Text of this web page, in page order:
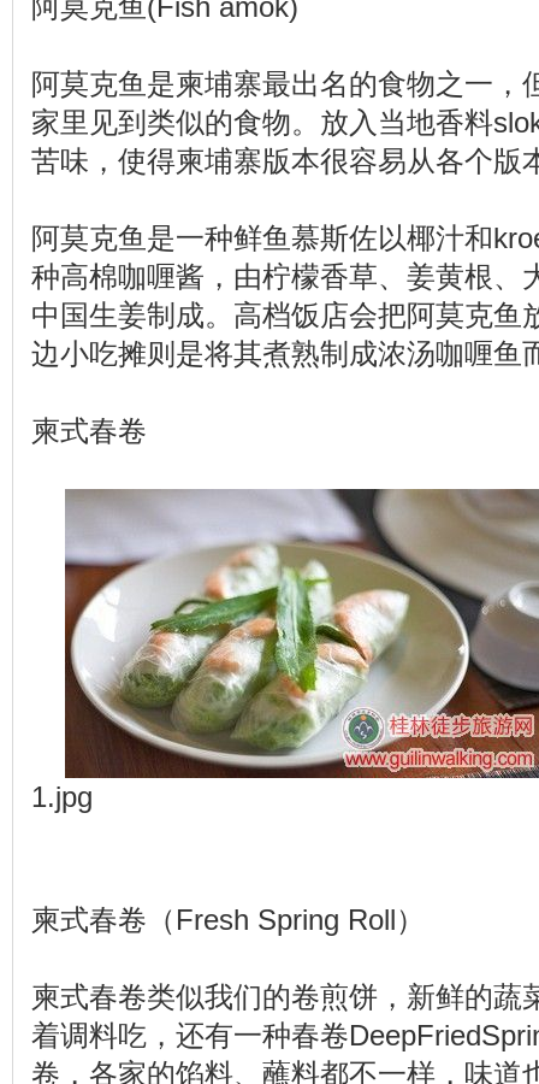
阿莫克鱼(Fish amok)
阿莫克鱼是柬埔寨最出名的食物之一，
家里见到类似的食物。放入当地香料
苦味，使得柬埔寨版本很容易从各个版
阿莫克鱼是一种鲜鱼慕斯佐以椰汁和
种高棉咖喱酱，由柠檬香草、姜黄根、
中国生姜制成。高档饭店会把阿莫克鱼
边小吃摊则是将其煮熟制成浓汤咖喱鱼
柬式春卷
1.jpg
柬式春卷（Fresh Spring Roll）
柬式春卷类似我们的卷煎饼，新鲜的蔬
着调料吃，还有一种春卷
卷，各家的馅料、蘸料都不一样，味道